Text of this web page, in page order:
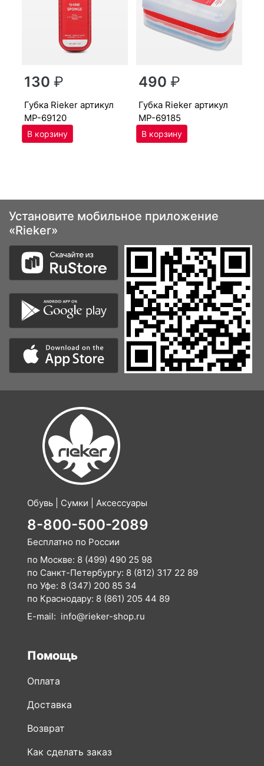
130₽
губ­ка Ri­eker артикул
MP-69120
490₽
губ­ка Ri­eker артикул
MP-69185
Обувь | Сумки | Аксессуары
8-800-500-2089
по Москве:8 (499) 490 25 98
по Санкт-Петербургу:8 (812) 317 22 89
по Краснодару:8 (861) 205 44 89
E-mail:info@rieker-shop.ru
Помощь
Доставка
Возврат
Как сделать заказ
Таблицы размеров и полноты
Сертификаты